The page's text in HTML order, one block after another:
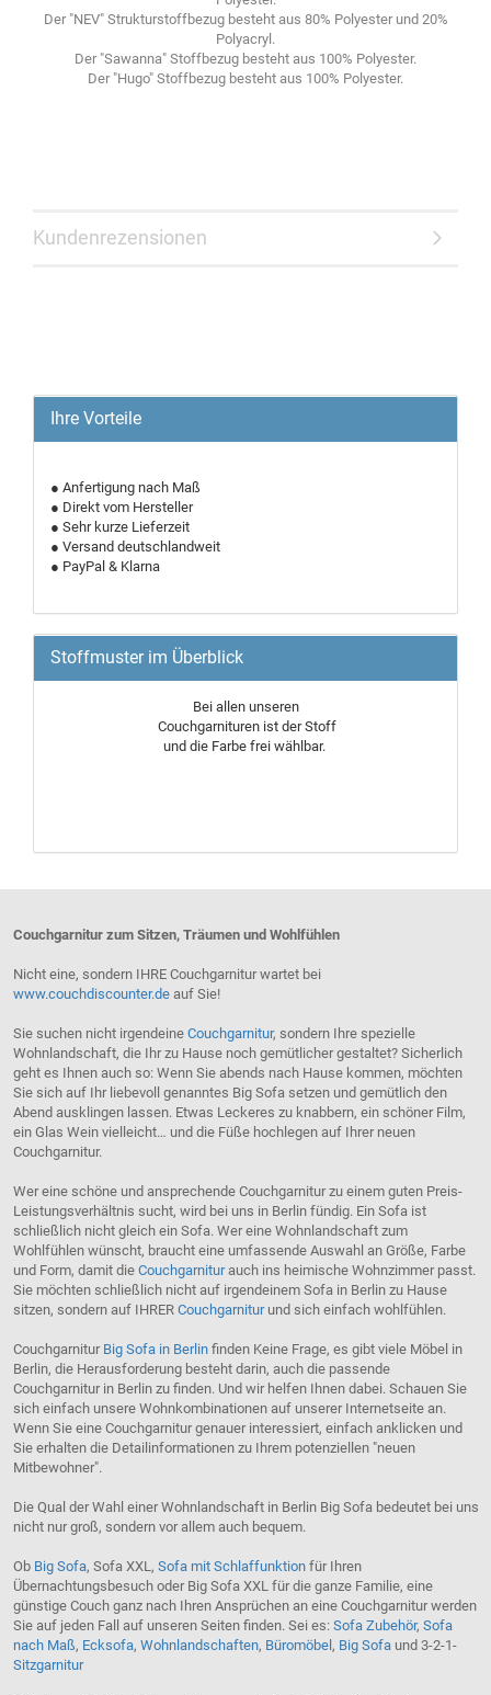
Der "NEV" Strukturstoffbezug besteht aus 80% Polyester und 20%
Polyacryl.
Der "Sawanna" Stoffbezug besteht aus 100% Polyester.
Der "Hugo" Stoffbezug besteht aus 100% Polyester.
Kundenrezensionen
Ihre Vorteile
● Anfertigung nach Maß
● Direkt vom Hersteller
● Sehr kurze Lieferzeit
● Versand deutschlandweit
● PayPal & Klarna
Stoffmuster im Überblick
Bei allen unseren
Couchgarnituren ist der Stoff
und die Farbe frei wählbar.
Couchgarnitur zum Sitzen, Träumen und Wohlfühlen
Nicht eine, sondern IHRE Couchgarnitur wartet bei
www.couchdiscounter.deauf Sie!
Sie suchen nicht irgendeine Couchgarnitur, sondern Ihre spezielle
Wohnlandschaft, die Ihr zu Hause noch gemütlicher gestaltet? Sicherlich
geht es Ihnen auch so: Wenn Sie abends nach Hause kommen, möchten
Sie sich auf Ihr liebevoll genanntes Big Sofa setzen und gemütlich den
Abend ausklingen lassen. Etwas Leckeres zu knabbern, ein schöner Film,
ein Glas Wein vielleicht… und die Füße hochlegen auf Ihrer neuen
Couchgarnitur.
Wer eine schöne und ansprechende Couchgarnitur zu einem guten Preis-
Leistungsverhältnis sucht, wird bei uns in Berlin fündig. Ein Sofa ist
schließlich nicht gleich ein Sofa. Wer eine Wohnlandschaft zum
Wohlfühlen wünscht, braucht eine umfassende Auswahl an Größe, Farbe
und Form, damit die Couchgarniturauch ins heimische Wohnzimmer passt.
Sie möchten schließlich nicht auf irgendeinem Sofa in Berlin zu Hause
sitzen, sondern auf IHRER Couchgarniturund sich einfach wohlfühlen.
Couchgarnitur Big Sofa in Berlinfinden Keine Frage, es gibt viele Möbel in
Berlin, die Herausforderung besteht darin, auch die passende
Couchgarnitur in Berlin zu finden. Und wir helfen Ihnen dabei. Schauen Sie
sich einfach unsere Wohnkombinationen auf unserer Internetseite an.
Wenn Sie eine Couchgarnitur genauer interessiert, einfach anklicken und
Sie erhalten die Detailinformationen zu Ihrem potenziellen "neuen
Mitbewohner".
Die Qual der Wahl einer Wohnlandschaft in Berlin Big Sofa bedeutet bei uns
nicht nur groß, sondern vor allem auch bequem.
Ob Big Sofa, Sofa XXL, Sofa mit Schlaffunktionfür Ihren
Übernachtungsbesuch oder Big Sofa XXL für die ganze Familie, eine
günstige Couch ganz nach Ihren Ansprüchen an eine Couchgarnitur werden
Sie auf jeden Fall auf unseren Seiten finden. Sei es: Sofa Zubehör, Sofa
nach Maß, Ecksofa, Wohnlandschaften, Büromöbel , Big Sofaund 3-2-1-
Sitzgarnitur